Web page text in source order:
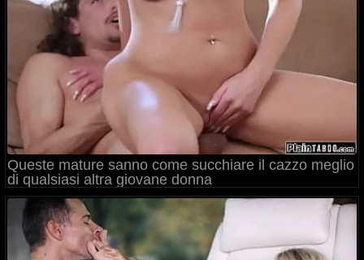
Queste mature sanno come succhiare il cazzo meglio
di qualsiasi altra giovane donna